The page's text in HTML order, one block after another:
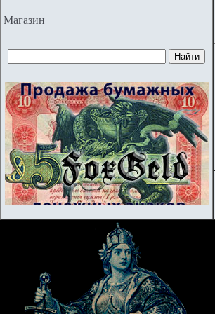
Магазин